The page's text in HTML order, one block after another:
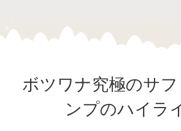
ボツワナ究極のサ
ンプのハイラ